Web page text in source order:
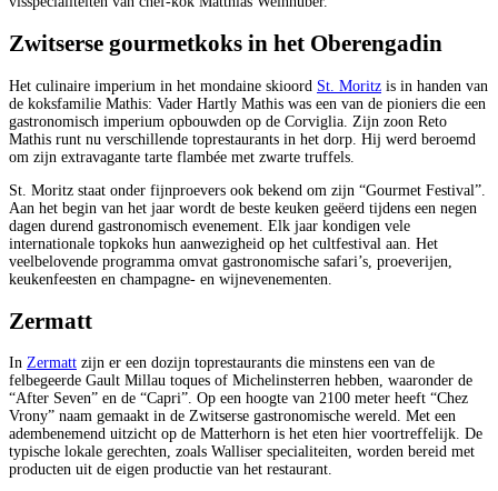
Zwitserse gourmetkoks in het Oberengadin
Het culinaire imperium in het mondaine skioord St. Moritz is in handen van
de koksfamilie Mathis: Vader Hartly Mathis was een van de pioniers die een
gastronomisch imperium opbouwden op de Corviglia. Zijn zoon Reto
Mathis runt nu verschillende toprestaurants in het dorp. Hij werd beroemd
om zijn extravagante tarte flambée met zwarte truffels.
St. Moritz staat onder fijnproevers ook bekend om zijn “Gourmet Festival”.
Aan het begin van het jaar wordt de beste keuken geëerd tijdens een negen
dagen durend gastronomisch evenement. Elk jaar kondigen vele
internationale topkoks hun aanwezigheid op het cultfestival aan. Het
veelbelovende programma omvat gastronomische safari’s, proeverijen,
keukenfeesten en champagne- en wijnevenementen.
Zermatt
In Zermatt zijn er een dozijn toprestaurants die minstens een van de
felbegeerde Gault Millau toques of Michelinsterren hebben, waaronder de
“After Seven” en de “Capri”. Op een hoogte van 2100 meter heeft “Chez
Vrony” naam gemaakt in de Zwitserse gastronomische wereld. Met een
adembenemend uitzicht op de Matterhorn is het eten hier voortreffelijk. De
typische lokale gerechten, zoals Walliser specialiteiten, worden bereid met
producten uit de eigen productie van het restaurant.